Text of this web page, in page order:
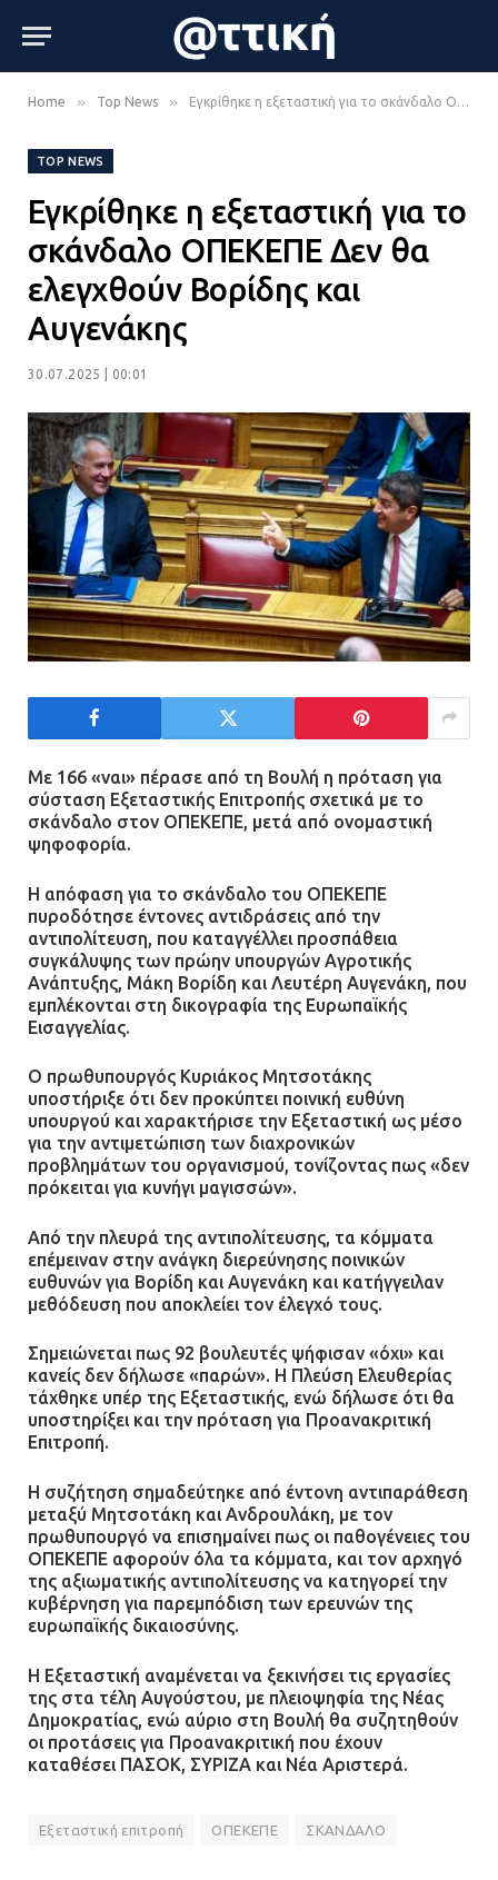
Home » Top News » Εγκρίθηκε η εξεταστική για το σκάνδαλο ΟΠΕΚΕΠΕ Δεν θα ελεγχθούν Βορίδης και Αυγενάκης
TOP NEWS
Εγκρίθηκε η εξεταστική για το
σκάνδαλο ΟΠΕΚΕΠΕ Δεν θα
ελεγχθούν Βορίδης και
Αυγενάκης
30.07.2025 | 00:01
Με 166 «ναι» πέρασε από τη Βουλή η πρόταση για
σύσταση Εξεταστικής Επιτροπής σχετικά με το
σκάνδαλο στον ΟΠΕΚΕΠΕ, μετά από ονομαστική
ψηφοφορία.
Η απόφαση για το σκάνδαλο του ΟΠΕΚΕΠΕ
πυροδότησε έντονες αντιδράσεις από την
αντιπολίτευση, που καταγγέλλει προσπάθεια
συγκάλυψης των πρώην υπουργών Αγροτικής
Ανάπτυξης, Μάκη Βορίδη και Λευτέρη Αυγενάκη, που
εμπλέκονται στη δικογραφία της Ευρωπαϊκής
Εισαγγελίας.
Ο πρωθυπουργός Κυριάκος Μητσοτάκης
υποστήριξε ότι δεν προκύπτει ποινική ευθύνη
υπουργού και χαρακτήρισε την Εξεταστική ως μέσο
για την αντιμετώπιση των διαχρονικών
προβλημάτων του οργανισμού, τονίζοντας πως «δεν
πρόκειται για κυνήγι μαγισσών».
Από την πλευρά της αντιπολίτευσης, τα κόμματα
επέμειναν στην ανάγκη διερεύνησης ποινικών
ευθυνών για Βορίδη και Αυγενάκη και κατήγγειλαν
μεθόδευση που αποκλείει τον έλεγχό τους.
Σημειώνεται πως 92 βουλευτές ψήφισαν «όχι» και
κανείς δεν δήλωσε «παρών». Η Πλεύση Ελευθερίας
τάχθηκε υπέρ της Εξεταστικής, ενώ δήλωσε ότι θα
υποστηρίξει και την πρόταση για Προανακριτική
Επιτροπή.
Η συζήτηση σημαδεύτηκε από έντονη αντιπαράθεση
μεταξύ Μητσοτάκη και Ανδρουλάκη, με τον
πρωθυπουργό να επισημαίνει πως οι παθογένειες του
ΟΠΕΚΕΠΕ αφορούν όλα τα κόμματα, και τον αρχηγό
της αξιωματικής αντιπολίτευσης να κατηγορεί την
κυβέρνηση για παρεμπόδιση των ερευνών της
ευρωπαϊκής δικαιοσύνης.
Η Εξεταστική αναμένεται να ξεκινήσει τις εργασίες
της στα τέλη Αυγούστου, με πλειοψηφία της Νέας
Δημοκρατίας, ενώ αύριο στη Βουλή θα συζητηθούν
οι προτάσεις για Προανακριτική που έχουν
καταθέσει ΠΑΣΟΚ, ΣΥΡΙΖΑ και Νέα Αριστερά.
Εξεταστική επιτροπή ΟΠΕΚΕΠΕ ΣΚΑΝΔΑΛΟ